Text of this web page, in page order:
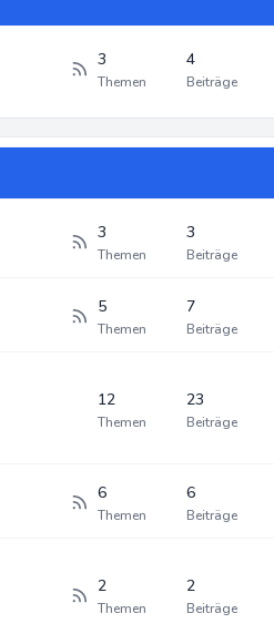
3
Themen
4
Beiträge
3
Themen
3
Beiträge
5
Themen
7
Beiträge
12
Themen
23
Beiträge
6
Themen
6
Beiträge
2
Themen
2
Beiträge